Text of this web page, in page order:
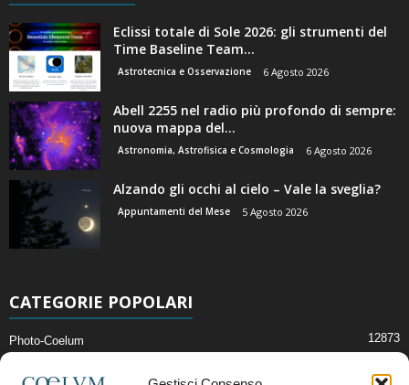
Eclissi totale di Sole 2026: gli strumenti del
Time Baseline Team...
Astrotecnica e Osservazione 6 Agosto 2026
Abell 2255 nel radio più profondo di sempre:
nuova mappa del...
Astronomia, Astrofisica e Cosmologia 6 Agosto 2026
Alzando gli occhi al cielo – Vale la sveglia?
Appuntamenti del Mese 5 Agosto 2026
CATEGORIE POPOLARI
Photo-Coelum 12873